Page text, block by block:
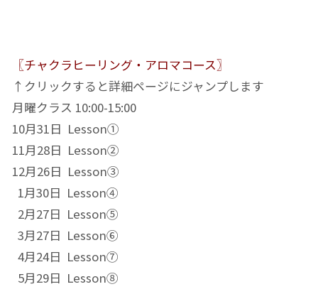
〖チャクラヒーリング・アロマコース〗
↑クリックすると詳細ページにジャンプします
月曜クラス 10:00-15:00
10月31日 Lesson①
11月28日 Lesson②
12月26日 Lesson③
1月30日 Lesson④
2月27日 Lesson⑤
3月27日 Lesson⑥
4月24日 Lesson⑦
5月29日 Lesson⑧